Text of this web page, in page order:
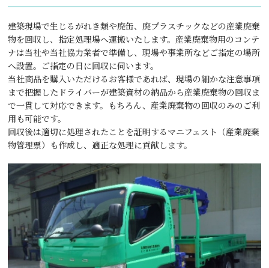
建築現場で生じるがれき類や廃缶、廃プラスチックなどの産業廃棄
物を回収し、指定処理場へ運搬いたします。産業廃棄物用のコンテ
ナは当社や当社協力業者で準備し、現場や事業所などご指定の場所
へ設置。ご指定の日に回収に伺います。
当社商品を購入いただけるお客様であれば、現場の細かな注意事項
まで把握したドライバーが建築資材の納品から産業廃棄物の回収ま
で一貫して対応できます。もちろん、産業廃棄物の回収のみのご利
用も可能です。
回収後は適切に処理されたことを証明するマニフェスト（産業廃棄
物管理票）も作成し、適正な処理に貢献します。